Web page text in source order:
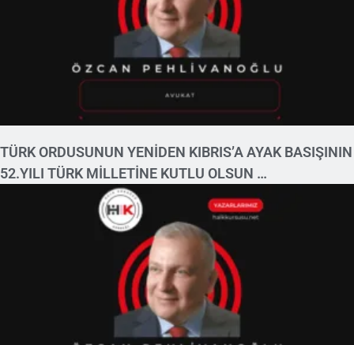
TÜRK ORDUSUNUN YENİDEN KIBRIS’A AYAK BASIŞININ
52.YILI TÜRK MİLLETİNE KUTLU OLSUN …